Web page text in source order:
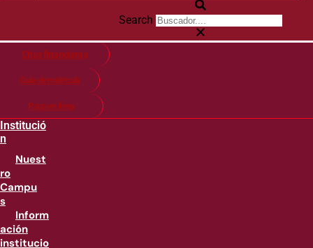
Search
Citas financieras
Guía de matricula
Pago en línea
Institució
n
Nuest
ro
Campu
s
Inform
ación
institucio